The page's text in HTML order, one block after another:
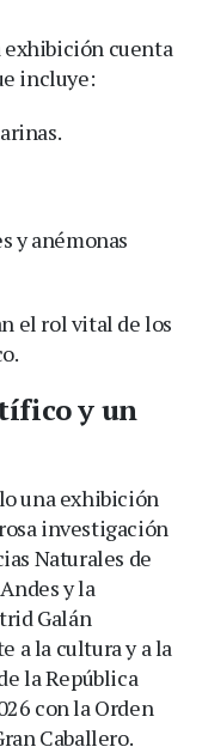
exhibición cuenta
incluye:
y anémonas
el rol vital de los
y un
una exhibición
investigación
Naturales de
y la
Galán
a la cultura y a la
la República
con la Orden
Caballero.